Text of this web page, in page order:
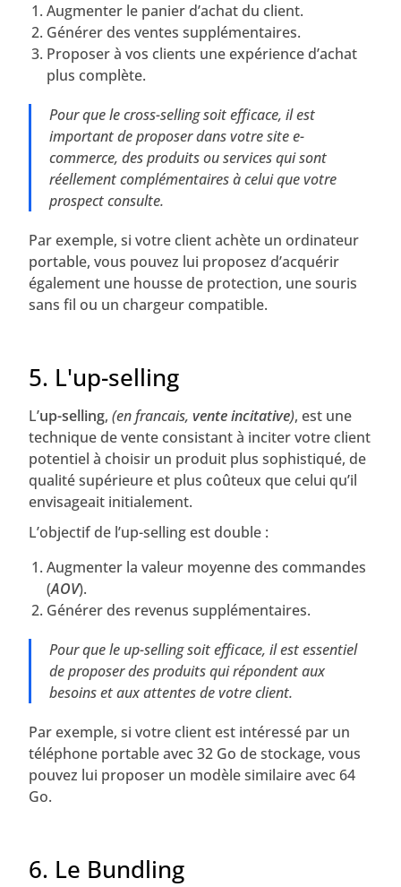
Augmenter le panier d’achat du client.
Générer des ventes supplémentaires.
Proposer à vos clients une expérience d’achat
plus complète.
Pour que le cross-selling soit efficace, il est
important de proposer dans votre site e-
commerce, des produits ou services qui sont
réellement complémentaires à celui que votre
prospect consulte.
Par exemple, si votre client achète un ordinateur
portable, vous pouvez lui proposez d’acquérir
également une housse de protection, une souris
sans fil ou un chargeur compatible.
5. L'up-selling
L’up-selling,(en francais, vente incitative), est une
technique de vente consistant à inciter votre client
potentiel à choisir un produit plus sophistiqué, de
qualité supérieure et plus coûteux que celui qu’il
envisageait initialement.
L’objectif de l’up-selling est double :
Augmenter la valeur moyenne des commandes
(AOV).
Générer des revenus supplémentaires.
Pour que le up-selling soit efficace, il est essentiel
de proposer des produits qui répondent aux
besoins et aux attentes de votre client.
Par exemple, si votre client est intéressé par un
téléphone portable avec 32 Go de stockage, vous
pouvez lui proposer un modèle similaire avec 64
Go.
6. Le Bundling